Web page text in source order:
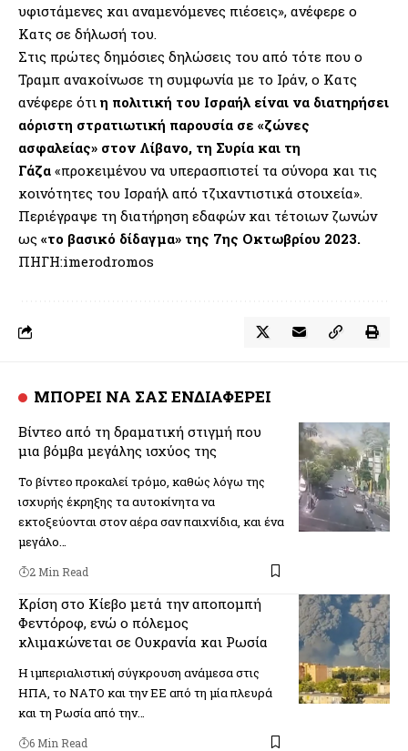
υφιστάμενες και αναμενόμενες πιέσεις», ανέφερε ο
Κατς σε δήλωσή του.
Στις πρώτες δημόσιες δηλώσεις του από τότε που ο
Τραμπ ανακοίνωσε τη συμφωνία με το Ιράν, ο Κατς
ανέφερε ότιη πολιτική του Ισραήλ είναι να διατηρήσει
αόριστη στρατιωτική παρουσία σε «ζώνες
ασφαλείας» στον Λίβανο, τη Συρία και τη
Γάζα «προκειμένου να υπερασπιστεί τα σύνορα και τις
κοινότητες του Ισραήλ από τζιχαντιστικά στοιχεία».
Περιέγραψε τη διατήρηση εδαφών και τέτοιων ζωνών
ως «το βασικό δίδαγμα» της 7ης Οκτωβρίου 2023.
ΠΗΓΗ:imerodromos
ΜΠΟΡΕΙ ΝΑ ΣΑΣ ΕΝΔΙΑΦΕΡΕΙ
Βίντεο από τη δραματική στιγμή που
μια βόμβα μεγάλης ισχύος της
Το βίντεο προκαλεί τρόμο, καθώς λόγω της
ισχυρής έκρηξης τα αυτοκίνητα να
εκτοξεύονται στον αέρα σαν παιχνίδια, και ένα
μεγάλο…
2 Min Read
Κρίση στο Κίεβο μετά την αποπομπή
Φεντόροφ, ενώ ο πόλεμος
κλιμακώνεται σε Ουκρανία και Ρωσία
Η ιμπεριαλιστική σύγκρουση ανάμεσα στις
ΗΠΑ, το ΝΑΤΟ και την ΕΕ από τη μία πλευρά
και τη Ρωσία από την…
6 Min Read